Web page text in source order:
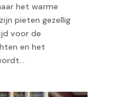
het warme
pieten gezellig
voor de
en het